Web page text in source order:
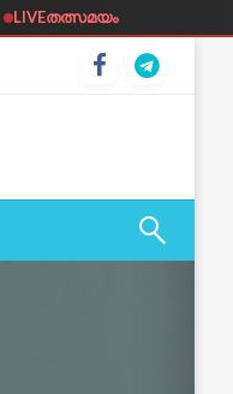
LIVEതത്സമയം